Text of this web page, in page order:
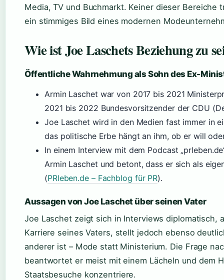
Media, TV und Buchmarkt. Keiner dieser Bereiche
ein stimmiges Bild eines modernen
Wie ist Joe Laschets Beziehung zu
Öffentliche Wahrnehmung als Sohn des Ex-
Armin Laschet war von 2017 bis 2021
2021 bis 2022 Bundesvorsitzender der CDU
Joe Laschet wird in den Medien fast immer in
das politische Erbe hängt an ihm, ob er will
In einem Interview mit dem Podcast
Armin Laschet und betont, dass er sich als
(PRleben.de – Fachblog für PR).
Aussagen von Joe Laschet über seinen Vater
Joe Laschet zeigt sich in Interviews diplomatisch,
Karriere seines Vaters, stellt jedoch ebenso
anderer ist – Mode statt Ministerium. Die Frage
beantwortet er meist mit einem Lächeln und dem
Staatsbesuche konzentriere.